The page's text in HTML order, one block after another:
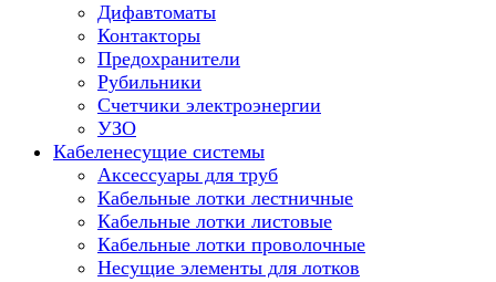
Дифавтоматы
Контакторы
Предохранители
Рубильники
Счетчики электроэнергии
УЗО
Кабеленесущие системы
Аксессуары для труб
Кабельные лотки лестничные
Кабельные лотки листовые
Кабельные лотки проволочные
Несущие элементы для лотков